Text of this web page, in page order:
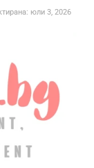
юли 3, 2026